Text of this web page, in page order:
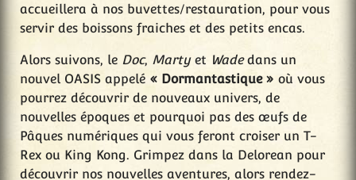
accueillera à nos buvettes/restauration, pour vous
servir des boissons fraiches et des petits encas.
Alors suivons, le Doc, Martyet Wadedans un
nouvel OASIS appelé « Dormantastique » où vous
pourrez découvrir de nouveaux univers, de
nouvelles époques et pourquoi pas des œufs de
Pâques numériques qui vous feront croiser un T-
Rex ou King Kong. Grimpez dans la Delorean pour
découvrir nos nouvelles aventures, alors rendez-